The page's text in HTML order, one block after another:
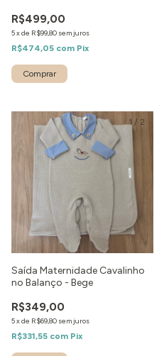
R$499,00
5xde R$99,80 sem juros
R$474,05 com Pix
Comprar
1 / 2
Saída Maternidade Cavalinho
no Balanço - Bege
R$349,00
5xde R$69,80 sem juros
R$331,55 com Pix